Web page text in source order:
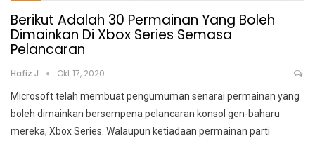
Berikut Adalah 30 Permainan Yang Boleh
Dimainkan Di Xbox Series Semasa
Pelancaran
Hafiz J Okt 17, 2020
Microsoft telah membuat pengumuman senarai permainan yang
boleh dimainkan bersempena pelancaran konsol gen-baharu
mereka, Xbox Series. Walaupun ketiadaan permainan parti